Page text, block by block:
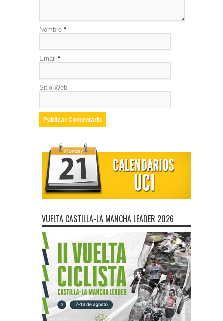
Nombre *
Email *
Sitio Web
VUELTA CASTILLA-LA MANCHA LEADER 2026